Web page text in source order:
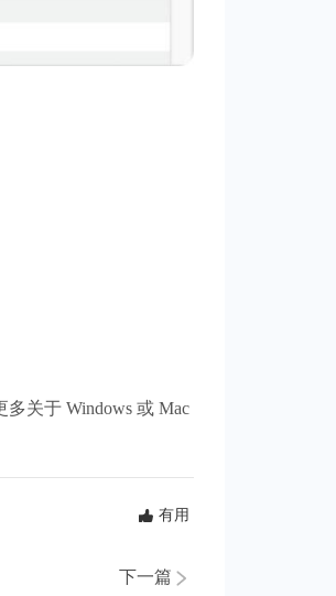
关于 Windows 或 Mac
有用
下一篇